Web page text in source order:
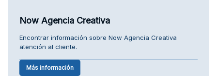
Now Agencia Creativa
Encontrar información sobre Now Agencia Creativa
atención al cliente.
Más información